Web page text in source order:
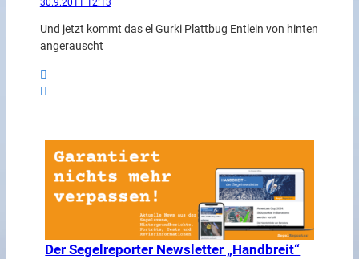
Und jetzt kommt das el Gurki Plattbug Entlein von hinten
angerauscht
Der Segelreporter Newsletter „Handbreit“